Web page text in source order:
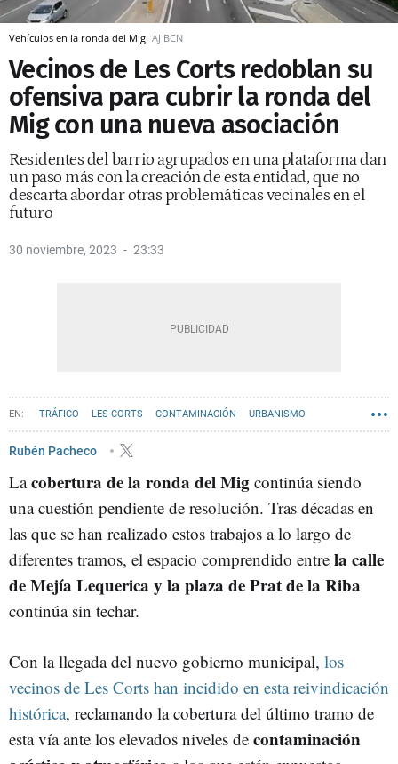
Vehículos en la ronda del Mig AJ BCN
Vecinos de Les Corts redoblan su
ofensiva para cubrir la ronda del
Mig con una nueva asociación
Residentes del barrio agrupados en una plataforma dan
un paso más con la creación de esta entidad, que no
descarta abordar otras problemáticas vecinales en el
futuro
30 noviembre, 2023 23:33
TRÁFICO LES CORTS CONTAMINACIÓN URBANISMO
AYUNTAMIENTO DE BARCELONA
Rubén Pacheco
Lacobertura de la ronda del Mig continúa siendo
una cuestión pendiente de resolución. Tras décadas en
las que se han realizado estos trabajos a lo largo de
diferentes tramos, el espacio comprendido entre la calle
de Mejía Lequerica y la plaza de Prat de la Riba
continúa sin techar.
Con la llegada del nuevo gobierno municipal, los
vecinos de Les Corts han incidido en esta reivindicación
histórica, reclamando la cobertura del último tramo de
esta vía ante los elevados niveles de contaminación